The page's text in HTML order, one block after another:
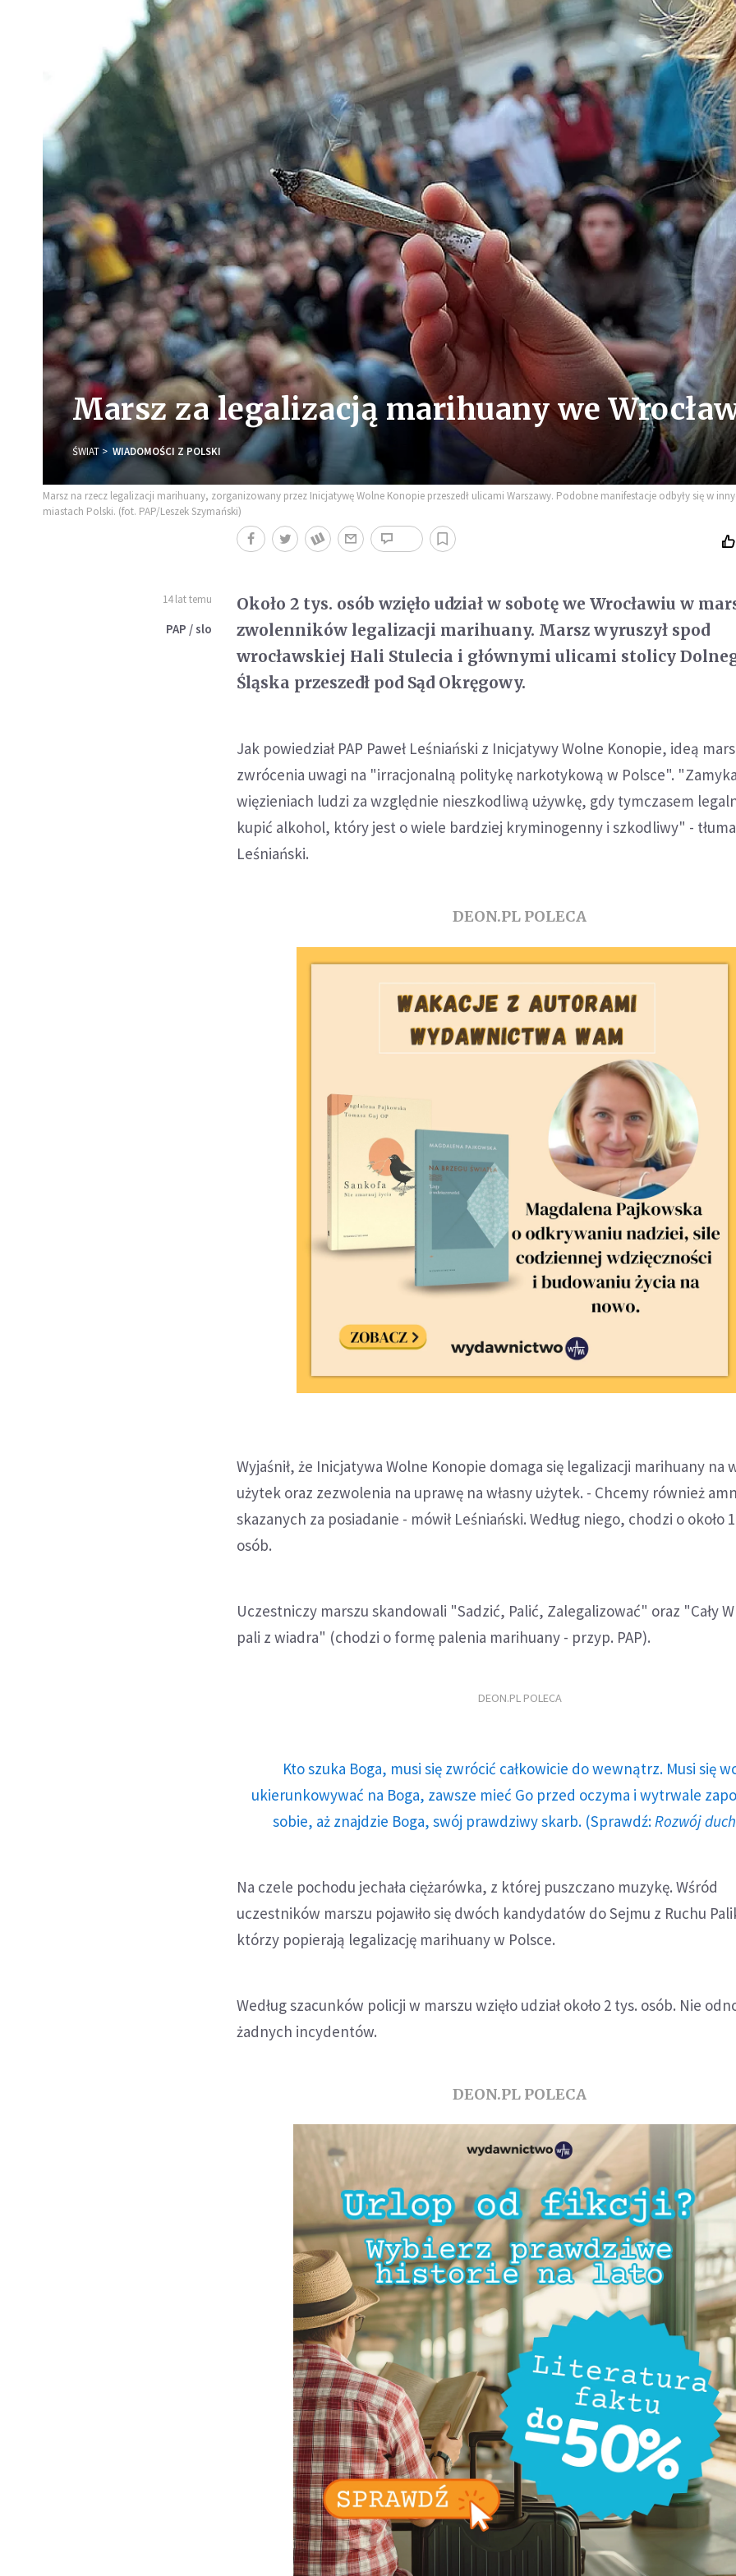
Marsz za legalizacją marihuany we
ŚWIAT WIADOMOŚCI Z POLSKI
Marsz na rzecz legalizacji marihuany, zorganizowany przez Inicjatywę Wolne Konopie przeszedł ulicami Warszawy. Podobne manifestacje odbyły się w
miastach Polski. (fot. PAP/Leszek Szymański)
14 lat temu
PAP / slo
Około 2 tys. osób wzięło udział w sobotę we Wrocławiu w
zwolenników legalizacji marihuany. Marsz wyruszył spod
wrocławskiej Hali Stulecia i głównymi ulicami stolicy
Śląska przeszedł pod Sąd Okręgowy.
Jak powiedział PAP Paweł Leśniański z Inicjatywy Wolne Konopie, ideą
zwrócenia uwagi na "irracjonalną politykę narkotykową w Polsce".
więzieniach ludzi za względnie nieszkodliwą używkę, gdy tymczasem
kupić alkohol, który jest o wiele bardziej kryminogenny i szkodliwy" -
Leśniański.
DEON.PL POLECA
Wyjaśnił, że Inicjatywa Wolne Konopie domaga się legalizacji marihuany na
użytek oraz zezwolenia na uprawę na własny użytek. - Chcemy również
skazanych za posiadanie - mówił Leśniański. Według niego, chodzi o około
osób.
Uczestniczy marszu skandowali "Sadzić, Palić, Zalegalizować" oraz "Cały
pali z wiadra" (chodzi o formę palenia marihuany - przyp. PAP).
DEON.PL POLECA
Kto szuka Boga, musi się zwrócić całkowicie do wewnątrz. Musi się
ukierunkowywać na Boga, zawsze mieć Go przed oczyma i wytrwale
sobie, aż znajdzie Boga, swój prawdziwy skarb. (Sprawdź: Rozwój
Na czele pochodu jechała ciężarówka, z której puszczano muzykę. Wśród
uczestników marszu pojawiło się dwóch kandydatów do Sejmu z Ruchu
którzy popierają legalizację marihuany w Polsce.
Według szacunków policji w marszu wzięło udział około 2 tys. osób. Nie
żadnych incydentów.
DEON.PL POLECA